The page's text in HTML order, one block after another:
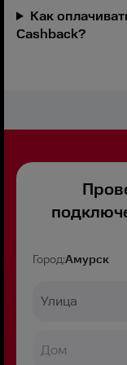
Как
Cashback?
Город:Амурск